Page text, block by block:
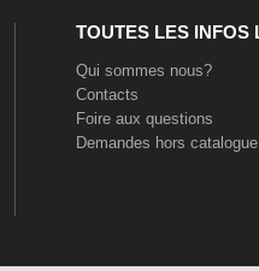
TOUTES LES INFOS
Qui sommes nous?
Contacts
Foire aux questions
Demandes hors catalogue